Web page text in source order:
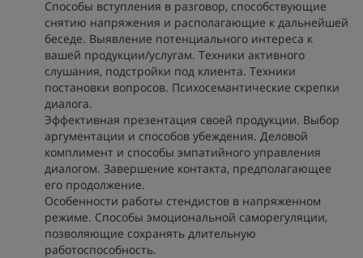
Способы вступления в разговор, способствующие
снятию напряжения и располагающие к дальнейшей
беседе. Выявление потенциального интереса к
вашей продукции/услугам. Техники активного
слушания, подстройки под клиента. Техники
постановки вопросов. Психосемантические скрепки
диалога.
Эффективная презентация своей продукции. Выбор
аргументации и способов убеждения. Деловой
комплимент и способы эмпатийного управления
диалогом. Завершение контакта, предполагающее
его продолжение.
Особенности работы стендистов в напряженном
режиме. Способы эмоциональной саморегуляции,
позволяющие сохранять длительную
работоспособность.